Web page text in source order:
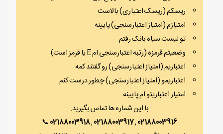
ریسکم (ریسک اعتباری) بالاست
امتیازم (امتیاز اعتبارسنجی) پایینه
تو لیست سیاه بانک رفتم
وضعیتم قرمزه (رتبه اعتبارسنجی ام E یا قرمز است)
اعتباریم (امتیاز اعتبارسنجی) رو گفتند کمه
اعتباریمو (امتیاز اعتبارسنجی) چطور درست کنم
امتیاز اعتباریتو ام پایینه
با این شماره ها تماس بگیرید.
02188003916
,
02188003917
,
02188003918
📞